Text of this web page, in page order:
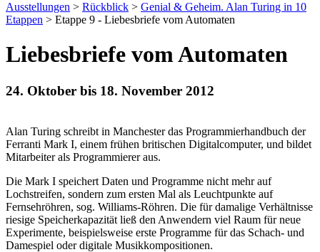
Ausstellungen > Rückblick > Genial & Geheim. Alan Turing in 10
Etappen > Etappe 9 - Liebesbriefe vom Automaten
Liebesbriefe vom Automaten
24. Oktober bis 18. November 2012
Alan Turing schreibt in Manchester das Programmierhandbuch der
Ferranti Mark I, einem frühen britischen Digitalcomputer, und bildet
Mitarbeiter als Programmierer aus.
Die Mark I speichert Daten und Programme nicht mehr auf
Lochstreifen, sondern zum ersten Mal als Leuchtpunkte auf
Fernsehröhren, sog. Williams-Röhren. Die für damalige Verhältnisse
riesige Speicherkapazität ließ den Anwendern viel Raum für neue
Experimente, beispielsweise erste Programme für das Schach- und
Damespiel oder digitale Musikkompositionen.